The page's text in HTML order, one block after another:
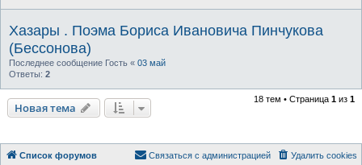
Хазары . Поэма Бориса Ивановича Пинчукова
(Бессонова)
Последнее сообщение Гость « 03 май
Ответы: 2
Новая тема
18 тем • Страница 1 из 1
Список форумов Удалить cookies
Связаться с администрацией